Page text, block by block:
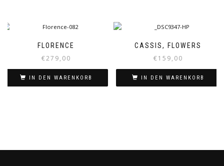
FLORENCE
€279,00
IN DEN WARENKORB
CASSIS, FLOWERS
€159,00
IN DEN WARENKORB